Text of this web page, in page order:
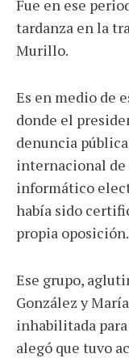
Fue en ese
tardanza en la
Murillo.
Es en medio de
donde el
denuncia
internacional
informático
había sido
propia oposición.
Ese grupo,
González y
inhabilitada
alegó que tuvo